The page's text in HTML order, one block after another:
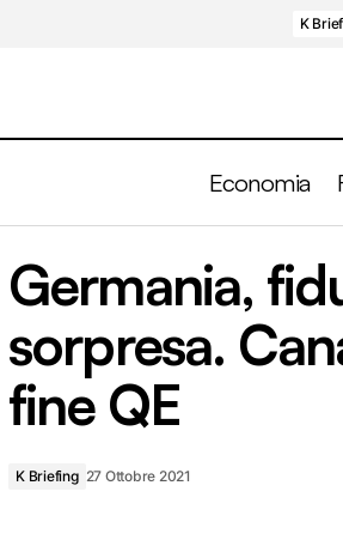
K
Economia
rallenta
K Briefing
Germania,
sorpresa.
fine QE
K Briefing 27 Ottobre 2021